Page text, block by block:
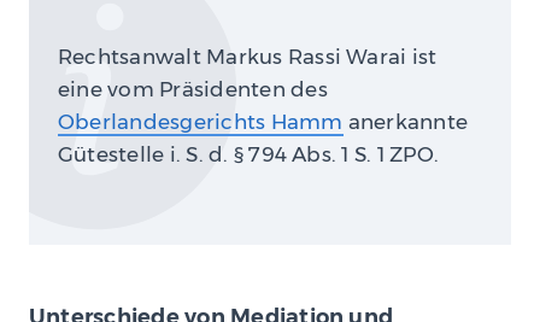
Rechtsanwalt Markus Rassi Warai ist
eine vom Präsidenten des
Oberlandesgerichts Hamm anerkannte
Gütestelle i. S. d. § 794 Abs. 1 S. 1 ZPO.